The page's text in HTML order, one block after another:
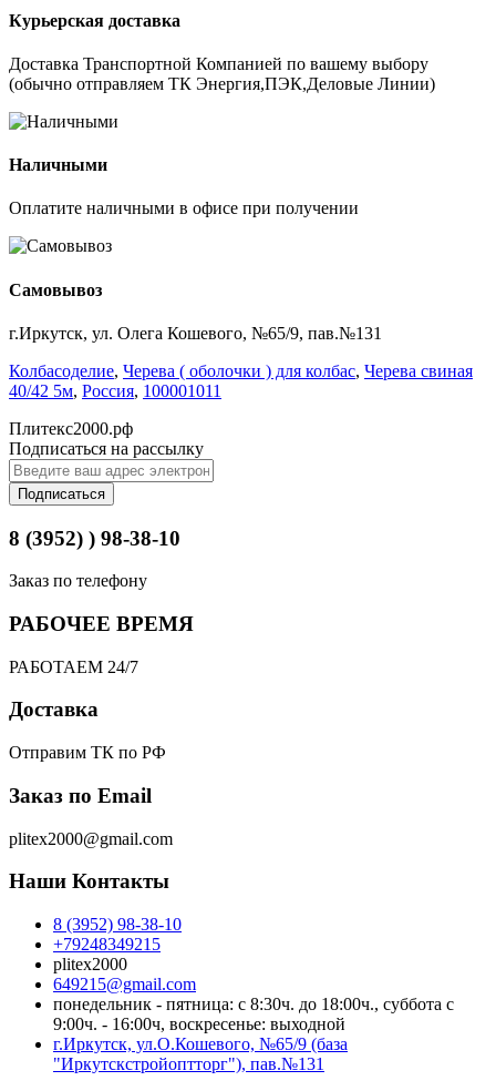
Курьерская доставка
Доставка Транспортной Компанией по вашему выбору
(обычно отправляем ТК Энергия,ПЭК,Деловые Линии)
Наличными
Оплатите наличными в офисе при получении
Самовывоз
г.Иркутск, ул. Олега Кошевого, №65/9, пав.№131
Колбасоделие, Черева ( оболочки ) для колбас, Черева свиная
40/42 5м, Россия, 100001011
Плитекс2000.рф
Подписаться на рассылку
Подписаться
8 (3952) ) 98-38-10
Заказ по телефону
РАБОЧЕЕ ВРЕМЯ
РАБОТАЕМ 24/7
Доставка
Отправим ТК по РФ
Заказ по Email
plitex2000@gmail.com
Наши Контакты
8 (3952) 98-38-10
+79248349215
plitex2000
649215@gmail.com
понедельник - пятница: с 8:30ч. до 18:00ч., суббота с
9:00ч. - 16:00ч, воскресенье: выходной
г.Иркутск, ул.О.Кошевого, №65/9 (база
"Иркутскстройоптторг"), пав.№131